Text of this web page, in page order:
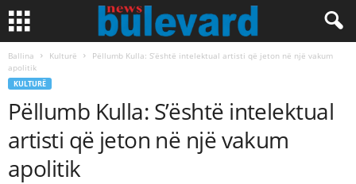
Ballina Kulturë
Pëllumb Kulla: S’është intelektual artisti që jeton në një vakum
apolitik
KULTURË
Pëllumb Kulla: S’është intelektual
artisti që jeton në një vakum
apolitik